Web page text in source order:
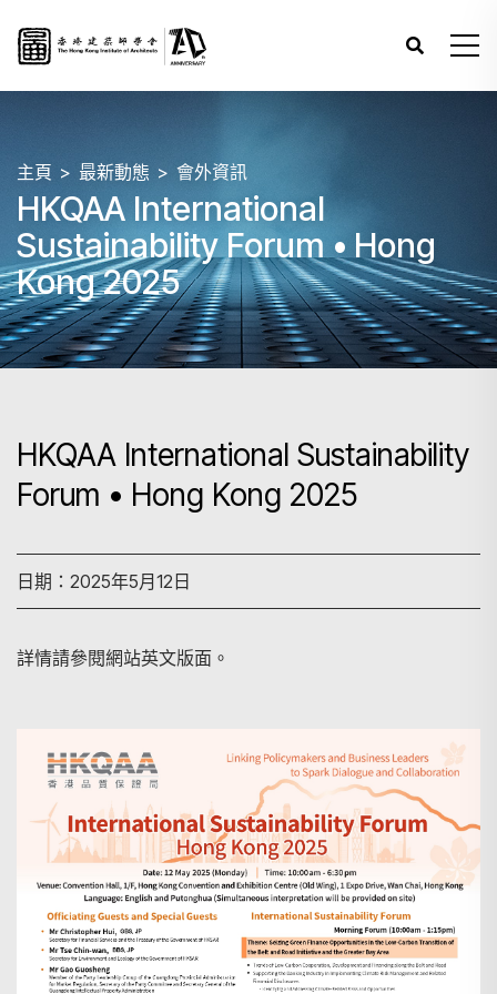
主頁 最新動態 會外資訊
HKQAA International
Sustainability Forum • Hong
Kong 2025
HKQAA International Sustainability
Forum • Hong Kong 2025
日期：2025年5月12日
詳情請參閱網站英文版面。